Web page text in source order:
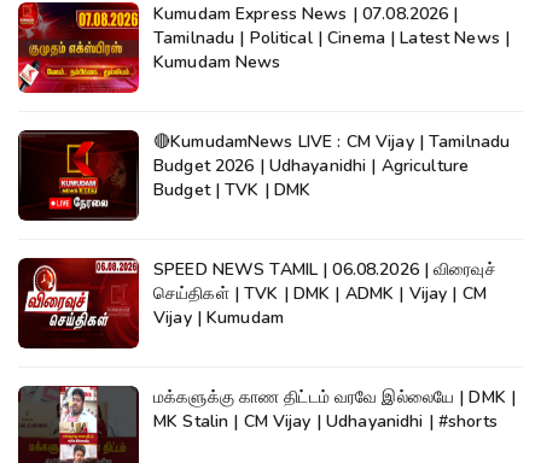
Kumudam Express News | 07.08.2026 |
Tamilnadu | Political | Cinema | Latest News |
Kumudam News
🔴KumudamNews LIVE : CM Vijay | Tamilnadu
Budget 2026 | Udhayanidhi | Agriculture
Budget | TVK | DMK
SPEED NEWS TAMIL | 06.08.2026 | விரைவுச்
செய்திகள் | TVK | DMK | ADMK | Vijay | CM
Vijay | Kumudam
மக்களுக்கு காண திட்டம் வரவே இல்லையே | DMK |
MK Stalin | CM Vijay | Udhayanidhi | #shorts